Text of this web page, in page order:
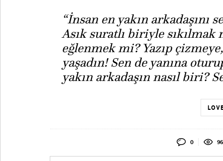
“İnsan en yakın arkadaşını
Asık suratlı biriyle sıkılmak
eğlenmek mi? Yazıp
yaşadın! Sen de yanına
yakın arkadaşın nasıl biri?
0